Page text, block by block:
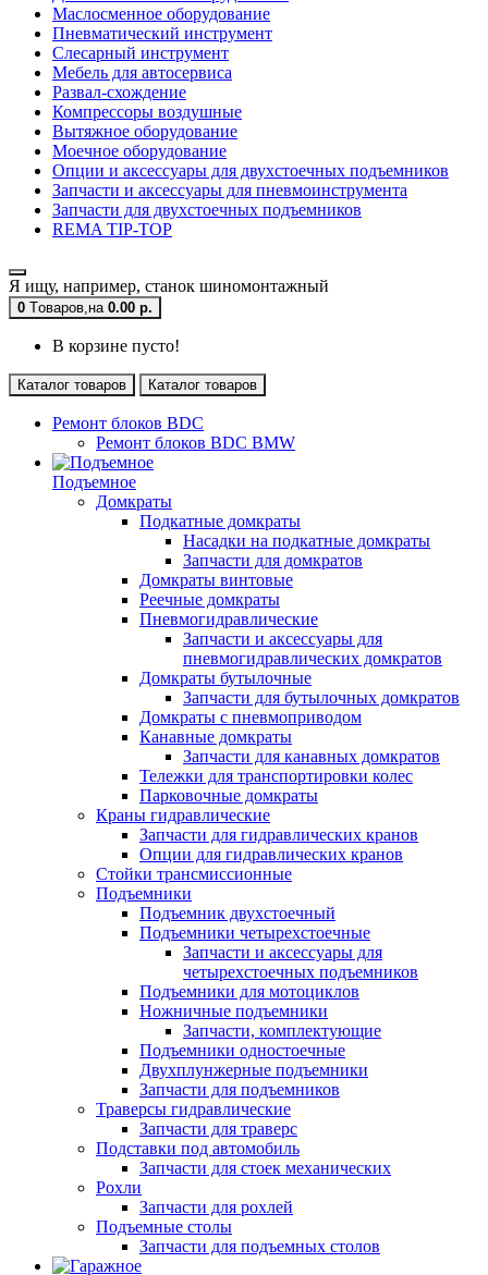
Маслосменное оборудование
Пневматический инструмент
Слесарный инструмент
Мебель для автосервиса
Развал-схождение
Компрессоры воздушные
Вытяжное оборудование
Моечное оборудование
Опции и аксессуары для двухстоечных подъемников
Запчасти и аксессуары для пневмоинструмента
Запчасти для двухстоечных подъемников
REMA TIP-TOP
Я ищу, например, станок шиномонтажный
0 Tоваров,на 0.00 р.
В корзине пусто!
Каталог товаров Каталог товаров
Ремонт блоков BDC
Ремонт блоков BDC BMW
Подъемное
Домкраты
Подкатные домкраты
Насадки на подкатные домкраты
Запчасти для домкратов
Домкраты винтовые
Реечные домкраты
Пневмогидравлические
Запчасти и аксессуары для
пневмогидравлических домкратов
Домкраты бутылочные
Запчасти для бутылочных домкратов
Домкраты с пневмоприводом
Канавные домкраты
Запчасти для канавных домкратов
Тележки для транспортировки колес
Парковочные домкраты
Краны гидравлические
Запчасти для гидравлических кранов
Опции для гидравлических кранов
Стойки трансмиссионные
Подъемники
Подъемник двухстоечный
Подъемники четырехстоечные
Запчасти и аксессуары для
четырехстоечных подъемников
Подъемники для мотоциклов
Ножничные подъемники
Запчасти, комплектующие
Подъемники одностоечные
Двухплунжерные подъемники
Запчасти для подъемников
Траверсы гидравлические
Запчасти для траверс
Подставки под автомобиль
Запчасти для стоек механических
Рохли
Запчасти для рохлей
Подъемные столы
Запчасти для подъемных столов